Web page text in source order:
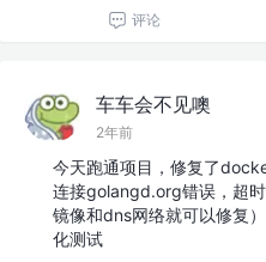
评论
车车会不见噢
2年前
今天跑通项目，修复了
连接golangd.org错误，超
镜像和dns网络就可以修复
化测试